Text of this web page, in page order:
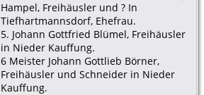
Hampel, Freihäusler und ? In
Tiefhartmannsdorf, Ehefrau.
5. Johann Gottfried Blümel, Freihäusler
in Nieder Kauffung.
6 Meister Johann Gottlieb Börner,
Freihäusler und Schneider in Nieder
Kauffung.